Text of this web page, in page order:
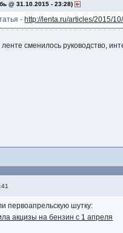
@ 31.10.2015 - 23:28)
- http://lenta.ru/articles/2015/
ленте сменилось руководство,
первоапрельскую шутку:
акцизы на бензин с 1 апреля